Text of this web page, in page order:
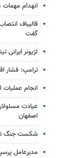
انهدام
قالیباف
گفت
لژیونر
ترامپ: فشار
انجام عملیات
عیادت
اصفهان
شکست جنگ
مدیرعامل